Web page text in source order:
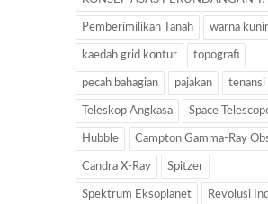
Pemberimilikan Tanah warna
kaedah grid kontur topografi
pecah bahagian pajakan tenansi
Teleskop Angkasa Space
Hubble Campton Gamma-Ray
Candra X-Ray Spitzer
Spektrum Eksoplanet Revolusi